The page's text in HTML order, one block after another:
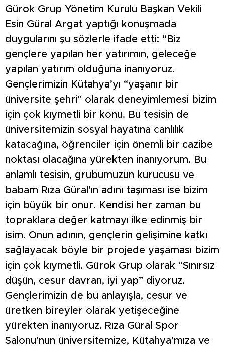
Gürok Grup Yönetim Kurulu Başkan Vekili
Esin Güral Argat yaptığı konuşmada
duygularını şu sözlerle ifade etti: “Biz
gençlere yapılan her yatırımın, geleceğe
yapılan yatırım olduğuna inanıyoruz.
Gençlerimizin Kütahya’yı “yaşanır bir
üniversite şehri” olarak deneyimlemesi bizim
için çok kıymetli bir konu. Bu tesisin de
üniversitemizin sosyal hayatına canlılık
katacağına, öğrenciler için önemli bir cazibe
noktası olacağına yürekten inanıyorum. Bu
anlamlı tesisin, grubumuzun kurucusu ve
babam Rıza Güral’ın adını taşıması ise bizim
için büyük bir onur. Kendisi her zaman bu
topraklara değer katmayı ilke edinmiş bir
isim. Onun adının, gençlerin gelişimine katkı
sağlayacak böyle bir projede yaşaması bizim
için çok kıymetli. Gürok Grup olarak “Sınırsız
düşün, cesur davran, iyi yap” diyoruz.
Gençlerimizin de bu anlayışla, cesur ve
üretken bireyler olarak yetişeceğine
yürekten inanıyoruz. Rıza Güral Spor
Salonu’nun üniversitemize, Kütahya’mıza ve